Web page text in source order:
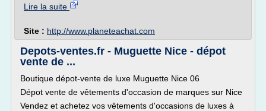
Lire la suite
Site : http://www.planeteachat.com
Depots-ventes.fr - Muguette Nice - dépot
vente de ...
Boutique dépot-vente de luxe Muguette Nice 06
Dépot vente de vêtements d'occasion de marques sur Nice
Vendez et achetez vos vêtements d'occasions de luxes à